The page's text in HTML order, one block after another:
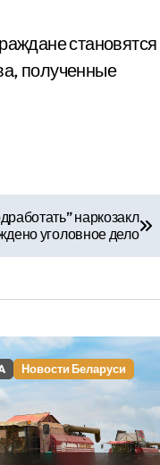
становятся
полученные
наркозакл
уголовное дело
Новости Беларуси